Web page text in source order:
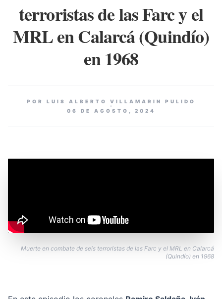
terroristas de las Farc y el
MRL en Calarcá (Quindío)
en 1968
POR LUIS ALBERTO VILLAMARIN PULIDO
06 DE AGOSTO, 2024
Muerte en combate de seis terroristas de las Farc y el MRL en Calarcá
(Quindío) en 1968